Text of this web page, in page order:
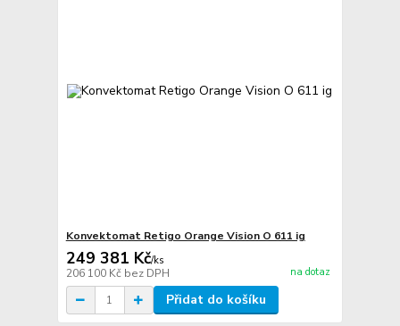
Konvektomat Retigo Orange Vision O 611 ig
249 381 Kč/ks
206 100 Kč bez DPH na dotaz
Přidat do košíku